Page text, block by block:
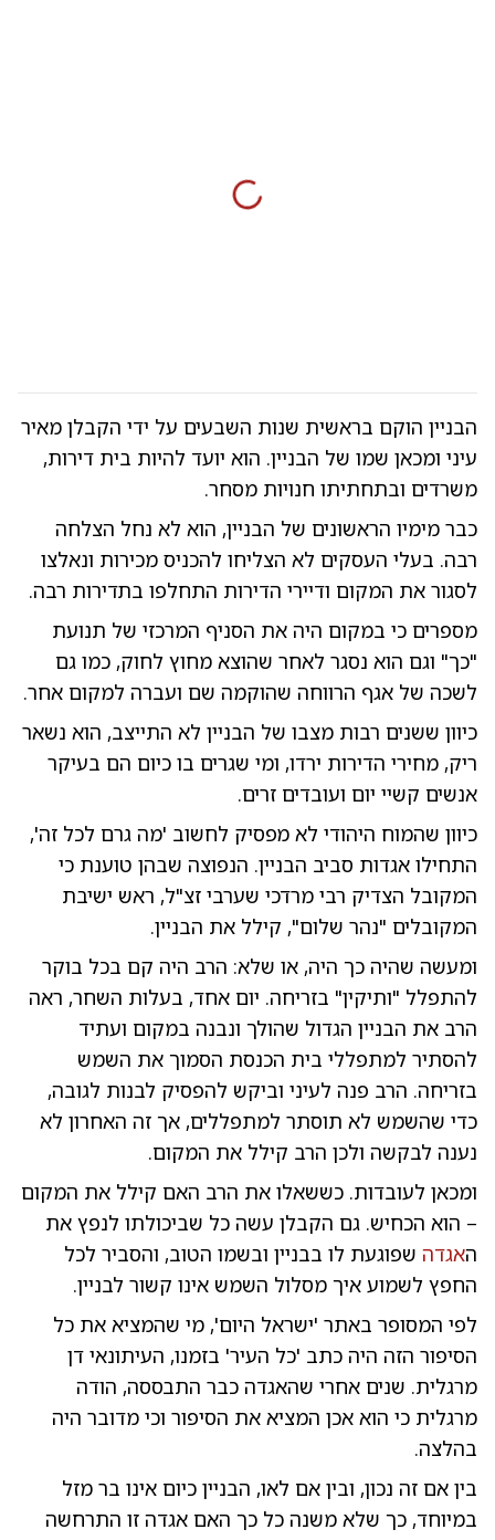
הבניין הוקם בראשית שנות השבעים על ידי הקבלן מאיר
עיני ומכאן שמו של הבניין. הוא יועד להיות בית דירות,
משרדים ובתחתיתו חנויות מסחר.
כבר מימיו הראשונים של הבניין, הוא לא נחל הצלחה
רבה. בעלי העסקים לא הצליחו להכניס מכירות ונאלצו
לסגור את המקום ודיירי הדירות התחלפו בתדירות רבה.
מספרים כי במקום היה את הסניף המרכזי של תנועת
"כך" וגם הוא נסגר לאחר שהוצא מחוץ לחוק, כמו גם
לשכה של אגף הרווחה שהוקמה שם ועברה למקום אחר.
כיוון ששנים רבות מצבו של הבניין לא התייצב, הוא נשאר
ריק, מחירי הדירות ירדו, ומי שגרים בו כיום הם בעיקר
אנשים קשיי יום ועובדים זרים.
כיוון שהמוח היהודי לא מפסיק לחשוב 'מה גרם לכל זה',
התחילו אגדות סביב הבניין. הנפוצה שבהן טוענת כי
המקובל הצדיק רבי מרדכי שערבי זצ"ל, ראש ישיבת
המקובלים "נהר שלום", קילל את הבניין.
ומעשה שהיה כך היה, או שלא: הרב היה קם בכל בוקר
להתפלל "ותיקין" בזריחה. יום אחד, בעלות השחר, ראה
הרב את הבניין הגדול שהולך ונבנה במקום ועתיד
להסתיר למתפללי בית הכנסת הסמוך את השמש
בזריחה. הרב פנה לעיני וביקש להפסיק לבנות לגובה,
כדי שהשמש לא תוסתר למתפללים, אך זה האחרון לא
נענה לבקשה ולכן הרב קילל את המקום.
ומכאן לעובדות. כששאלו את הרב האם קילל את המקום
– הוא הכחיש. גם הקבלן עשה כל שביכולתו לנפץ את
האגדה שפוגעת לו בבניין ובשמו הטוב, והסביר לכל
החפץ לשמוע איך מסלול השמש אינו קשור לבניין.
לפי המסופר באתר 'ישראל היום', מי שהמציא את כל
הסיפור הזה היה כתב 'כל העיר' בזמנו, העיתונאי דן
מרגלית. שנים אחרי שהאגדה כבר התבססה, הודה
מרגלית כי הוא אכן המציא את הסיפור וכי מדובר היה
בהלצה.
בין אם זה נכון, ובין אם לאו, הבניין כיום אינו בר מזל
במיוחד, כך שלא משנה כל כך האם אגדה זו התרחשה